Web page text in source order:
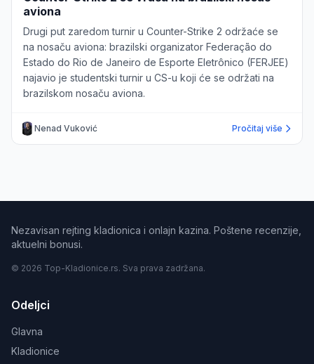
aviona
Drugi put zaredom turnir u Counter-Strike 2 održaće se
na nosaču aviona: brazilski organizator Federação do
Estado do Rio de Janeiro de Esporte Eletrônico (FERJEE)
najavio je studentski turnir u CS-u koji će se održati na
brazilskom nosaču aviona.
Nenad Vuković Pročitaj više
Nezavisan rejting kladionica i onlajn kazina. Poštene recenzije,
aktuelni bonusi.
© 2026 Top-Kladionice.rs. Sva prava zadržana.
Odeljci
Glavna
Kladionice